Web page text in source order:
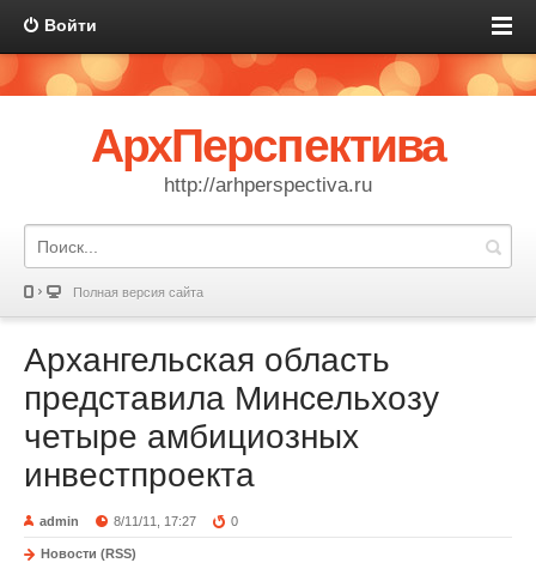
Войти
АрхПерспектива
http://arhperspectiva.ru
Полная версия сайта
Архангельская область
представила Минсельхозу
четыре амбициозных
инвестпроекта
admin 8/11/11, 17:27 0
Новости (RSS)